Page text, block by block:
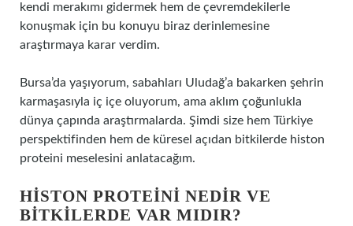
kendi merakımı gidermek hem de çevremdekilerle
konuşmak için bu konuyu biraz derinlemesine
araştırmaya karar verdim.
Bursa’da yaşıyorum, sabahları Uludağ’a bakarken şehrin
karmaşasıyla iç içe oluyorum, ama aklım çoğunlukla
dünya çapında araştırmalarda. Şimdi size hem Türkiye
perspektifinden hem de küresel açıdan bitkilerde histon
proteini meselesini anlatacağım.
HISTON PROTEINI NEDIR VE
BITKILERDE VAR MIDIR?